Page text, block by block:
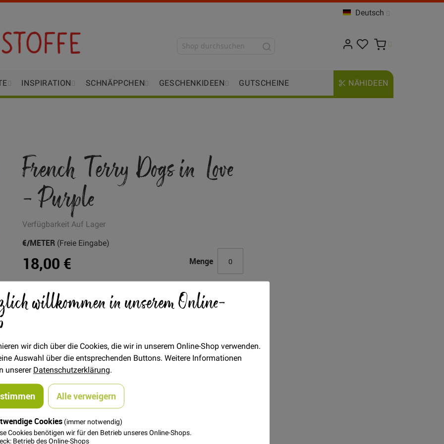
willkommen in unserem Online-
wir dich über die Cookies, die wir in unserem Online-Shop verwenden.
Auswahl über die entsprechenden Buttons. Weitere Informationen
unsererDatenschutzerklärung.
Alle verweigern
Cookies (immer notwendig)
Cookies benötigen wir für den Betrieb unseres Online-Shops.
Betrieb des Online-Shops
Deutsch
INSPIRATION SCHNÄPPCHEN GESCHENKIDEEN GUTSCHEINE NÄHIDEEN
French Terry Dogs in Love
- Purple
VerfügbarkeitAuf Lager
18,00 €
€/METER (Freie Eingabe)
Menge
In den Warenkorb
und schwerem Fall. French Terry ist genau der richtige Stoff, wenn
geprüft.